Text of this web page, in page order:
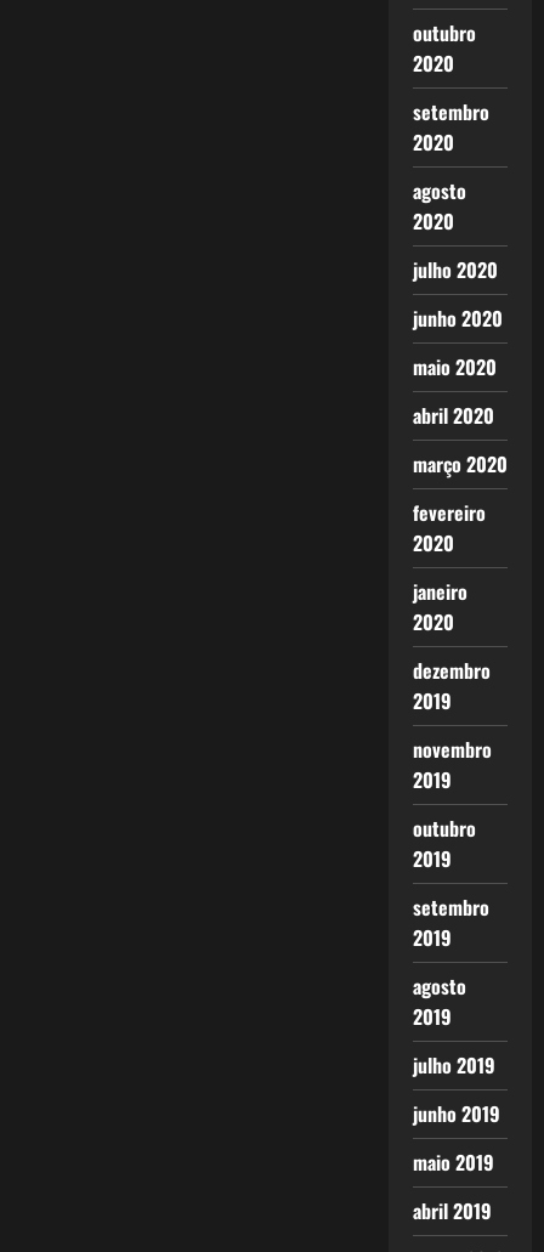
outubro
2020
setembro
2020
agosto
2020
julho 2020
junho 2020
maio 2020
abril 2020
março 2020
fevereiro
2020
janeiro
2020
dezembro
2019
novembro
2019
outubro
2019
setembro
2019
agosto
2019
julho 2019
junho 2019
maio 2019
abril 2019